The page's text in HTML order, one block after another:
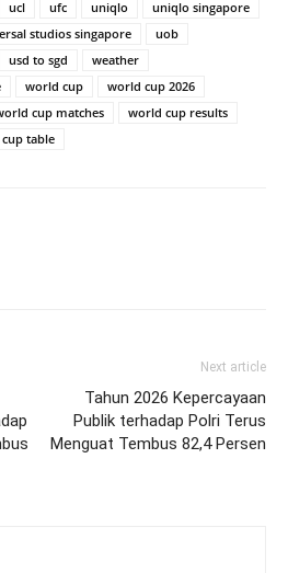
ucl ufc uniqlo
uniqlo singapore
studios singapore
uob
usd to sgd
weather
world cup
world cup 2026
cup matches
world cup results
table
Next article
Tahun 2026 Kepercayaan
Publik terhadap Polri Terus
Menguat Tembus 82,4 Persen